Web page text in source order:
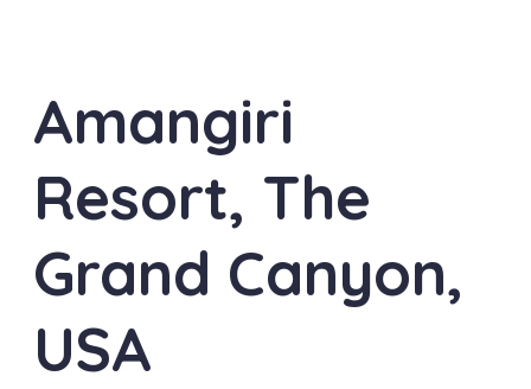
Amangiri
Resort, The
Grand Canyon,
USA